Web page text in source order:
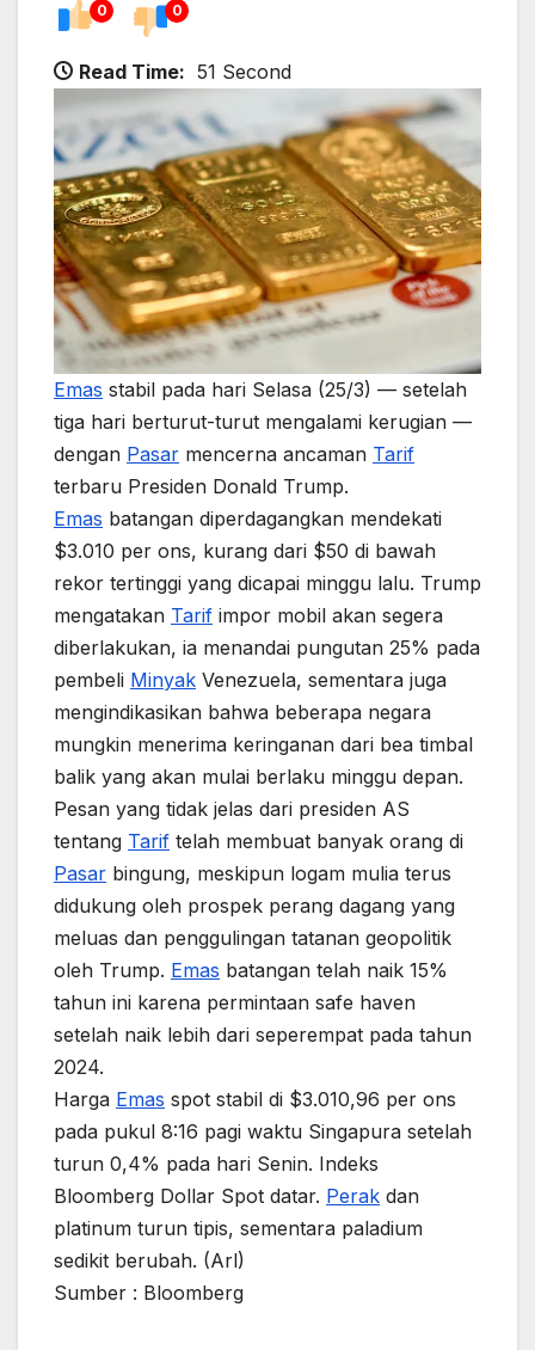
0 0
Read Time: 51 Second
Emas stabil pada hari Selasa (25/3) — setelah
tiga hari berturut-turut mengalami kerugian —
dengan Pasar mencerna ancaman Tarif
terbaru Presiden Donald Trump.
Emas batangan diperdagangkan mendekati
$3.010 per ons, kurang dari $50 di bawah
rekor tertinggi yang dicapai minggu lalu. Trump
mengatakan Tarif impor mobil akan segera
diberlakukan, ia menandai pungutan 25% pada
pembeli Minyak Venezuela, sementara juga
mengindikasikan bahwa beberapa negara
mungkin menerima keringanan dari bea timbal
balik yang akan mulai berlaku minggu depan.
Pesan yang tidak jelas dari presiden AS
tentang Tarif telah membuat banyak orang di
Pasar bingung, meskipun logam mulia terus
didukung oleh prospek perang dagang yang
meluas dan penggulingan tatanan geopolitik
oleh Trump. Emas batangan telah naik 15%
tahun ini karena permintaan safe haven
setelah naik lebih dari seperempat pada tahun
2024.
Harga Emas spot stabil di $3.010,96 per ons
pada pukul 8:16 pagi waktu Singapura setelah
turun 0,4% pada hari Senin. Indeks
Bloomberg Dollar Spot datar. Perak dan
platinum turun tipis, sementara paladium
sedikit berubah. (Arl)
Sumber : Bloomberg